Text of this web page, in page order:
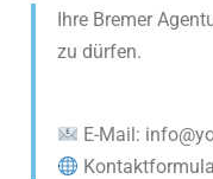
Ihre Bremer
zu dürfen.
E-Mail: